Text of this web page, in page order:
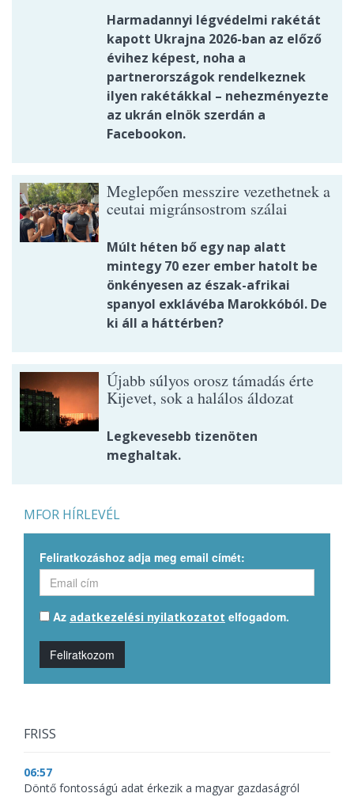
Harmadannyi légvédelmi rakétát
kapott Ukrajna 2026-ban az előző
évihez képest, noha a
partnerországok rendelkeznek
ilyen rakétákkal – nehezményezte
az ukrán elnök szerdán a
Facebookon.
Meglepően messzire vezethetnek a
ceutai migránsostrom szálai
Múlt héten bő egy nap alatt
mintegy 70 ezer ember hatolt be
önkényesen az észak-afrikai
spanyol exklávéba Marokkóból. De
ki áll a háttérben?
Újabb súlyos orosz támadás érte
Kijevet, sok a halálos áldozat
Legkevesebb tizenöten
meghaltak.
MFOR HÍRLEVÉL
Feliratkozáshoz adja meg email címét:
Az adatkezelési nyilatkozatot elfogadom.
Feliratkozom
FRISS
06:57
Döntő fontosságú adat érkezik a magyar gazdaságról